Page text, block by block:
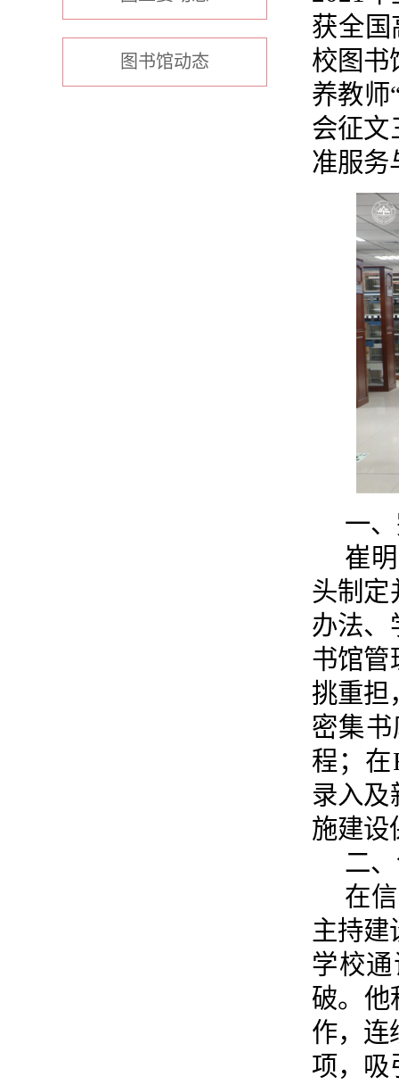
图书馆动态
获全国
校图书
养教师
会征文
准服务
一
崔
头制定
办法、
书馆管
挑重担
密集
程；
录入及
施建设
二
在
主持建
学校
破。他
作，连
项，吸